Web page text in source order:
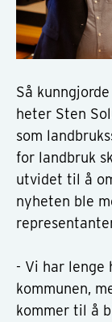
Så
heter Sten
som
for landbruk
utvidet til å
nyheten ble
- Vi har lenge
kommunen,
kommer til å